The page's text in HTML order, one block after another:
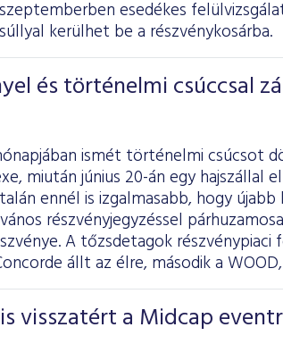
esedékes
kerülhet be a részvénykosárba.
és történelmi csúccsal
ismét történelmi csúcsot
miután június 20-án egy hajszállal
ennél is izgalmasabb, hogy
részvényjegyzéssel
A tőzsdetagok
állt az élre, második a
visszatért a Midcap